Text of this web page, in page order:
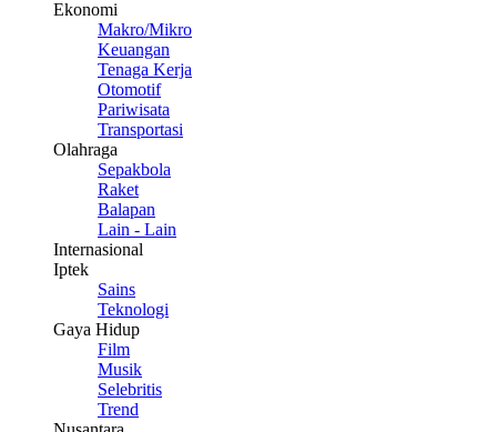
Ekonomi
Makro/Mikro
Keuangan
Tenaga Kerja
Otomotif
Pariwisata
Transportasi
Olahraga
Sepakbola
Raket
Balapan
Lain - Lain
Internasional
Iptek
Sains
Teknologi
Gaya Hidup
Film
Musik
Selebritis
Trend